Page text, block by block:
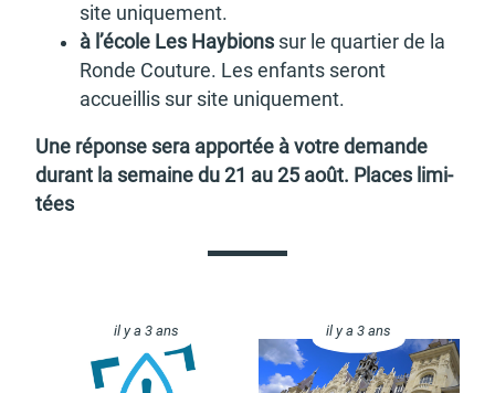
il y a 3 ans
site unique­ment.
à l’école Les Haybions sur le quar­tier de la
Ronde Couture. Les enfants seront
accueillis sur site unique­ment.
Une réponse sera appor­tée à votre demande
durant la semaine du 21 au 25 août. Places limi­
tées
il y a 3 ans